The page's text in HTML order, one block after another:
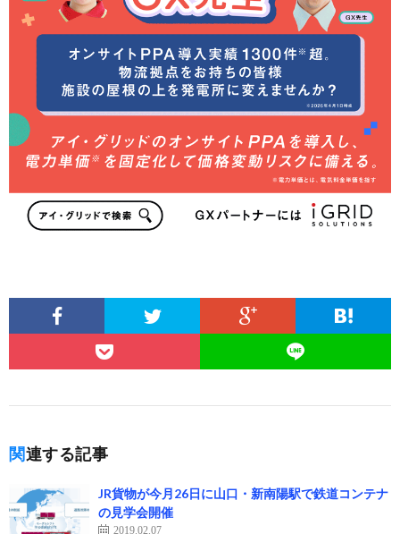
関連する記事
JR貨物が今月26日に山口・新南陽駅で鉄道コンテナ
の見学会開催
2019.02.07